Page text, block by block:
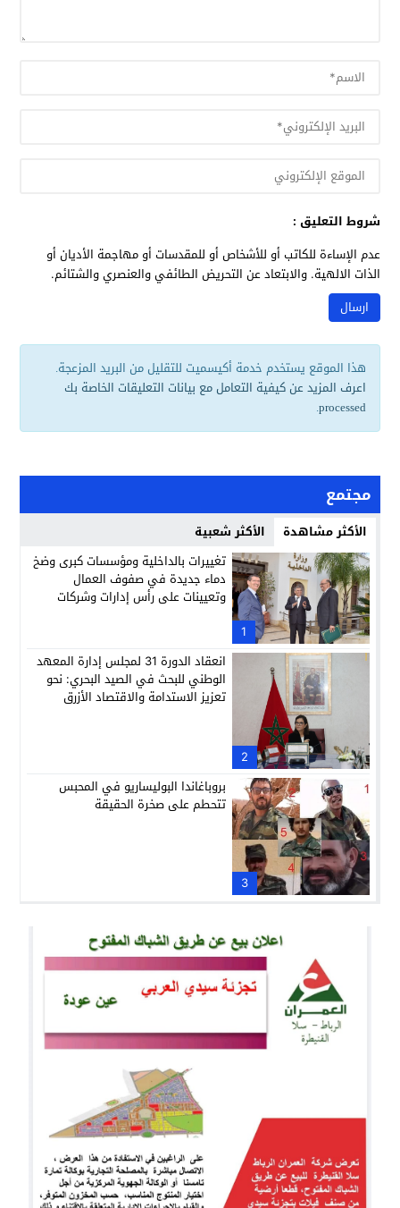
شروط التعليق :
عدم الإساءة للكاتب أو للأشخاص أو للمقدسات أو مهاجمة الأديان أو
الذات الالهية. والابتعاد عن التحريض الطائفي والعنصري والشتائم.
هذا الموقع يستخدم خدمة أكيسميت للتقليل من البريد المزعجة.
اعرف المزيد عن كيفية التعامل مع بيانات التعليقات الخاصة بك
processed
.
مجتمع
الأكثر مشاهدة الأكثر شعبية
1
تغييرات بالداخلية ومؤسسات كبرى وضخ
دماء جديدة في صفوف العمال
وتعيينات على رأس إدارات وشركات
2
انعقاد الدورة 31 لمجلس إدارة المعهد
الوطني للبحث في الصيد البحري: نحو
تعزيز الاستدامة والاقتصاد الأزرق
3
بروباغاندا البوليساريو في المحبس
تتحطم على صخرة الحقيقة